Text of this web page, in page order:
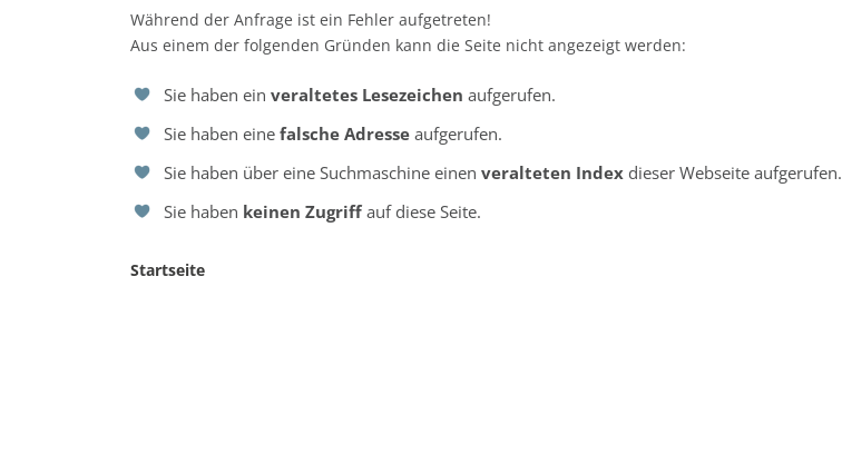
Während der Anfrage ist ein Fehler aufgetreten!
Aus einem der folgenden Gründen kann die Seite nicht angezeigt werden:
Sie haben ein veraltetes Lesezeichen aufgerufen.
Sie haben eine falsche Adresse aufgerufen.
Sie haben über eine Suchmaschine einen veralteten Index dieser Webseite aufgerufen.
Sie haben keinen Zugriffauf diese Seite.
Startseite